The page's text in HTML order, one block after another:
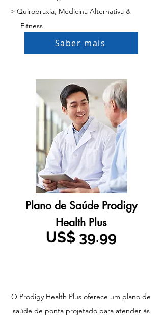
> Quiropraxia, Medicina Alternativa &
Fitness
Saber mais
Plano de Saúde Prodigy
Health Plus
O Prodigy Health Plus oferece um plano de
saúde de ponta projetado para atender às
US$ 39.99